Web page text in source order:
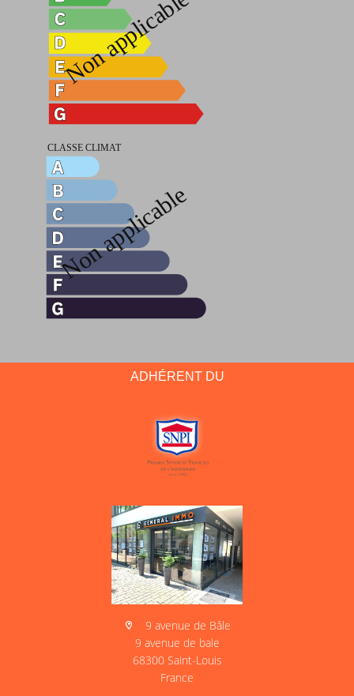
ADHÉRENT DU
9 avenue de Bâle
9 avenue de bale
68300 Saint-Louis
France